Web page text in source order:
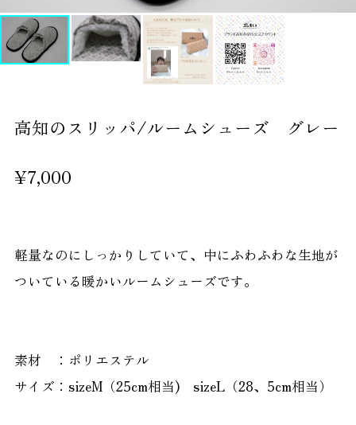
高知のスリッパ/ルームシューズ グレー
¥7,000
軽量なのにしっかりしていて、中にふわふわな生地が
ついている暖かいルームシューズです。
素材 ：ポリエステル
サイズ：sizeM（25cm相当) sizeL（28、5cm相当）